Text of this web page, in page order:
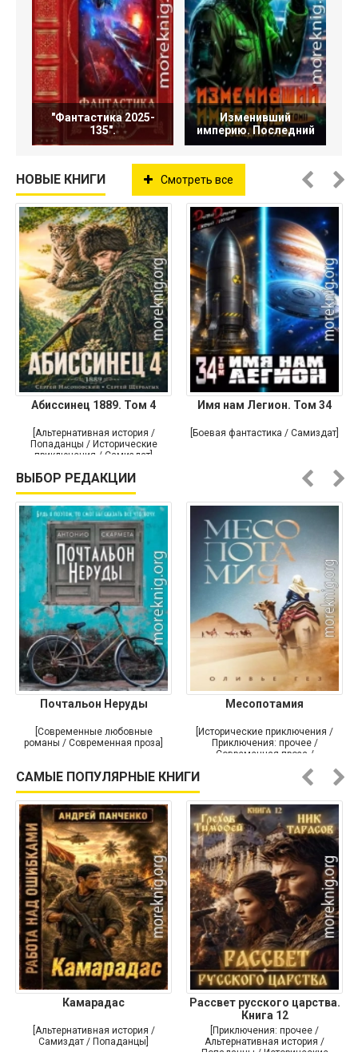
"Фантастика 2025-
135".
Изменивший
империю. Последний
НОВЫЕ КНИГИ Смотреть все
Абиссинец 1889. Том 4
[Альтернативная история /
Попаданцы / Исторические
приключения / Самиздат]
Имя нам Легион. Том 34
[Боевая фантастика / Самиздат]
ВЫБОР РЕДАКЦИИ
Почтальон Неруды
[Современные любовные
романы / Современная проза]
Месопотамия
[Исторические приключения /
Приключения: прочее /
Современная проза /
САМЫЕ ПОПУЛЯРНЫЕ КНИГИ
Камарадас
[Альтернативная история /
Самиздат / Попаданцы]
Рассвет русского царства.
Книга 12
[Приключения: прочее /
Альтернативная история /
Попаданцы / Исторические